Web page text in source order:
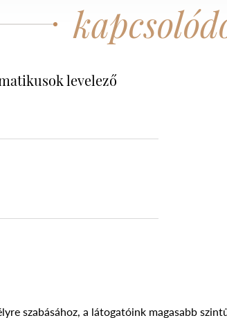
levelező
Süti szabályzat Adatvédelmi
szabásához, a látogatóink magasabb